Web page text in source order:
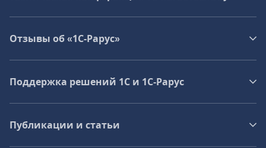
Отзывы об «1С-Рарус»
Поддержка решений 1С и 1С‑Рарус
Публикации и статьи